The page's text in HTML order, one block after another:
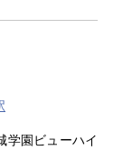
学園ビューハイ